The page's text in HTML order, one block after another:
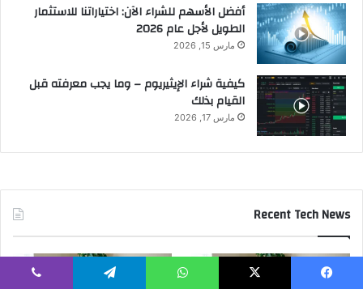
أفضل الأسهم للشراء الآن: اختياراتنا للاستثمار
الطويل لأجل عام 2026
مارس 15, 2026
كيفية شراء الإيثيريوم – وما يجب معرفته قبل
القيام بذلك
مارس 17, 2026
Recent Tech News